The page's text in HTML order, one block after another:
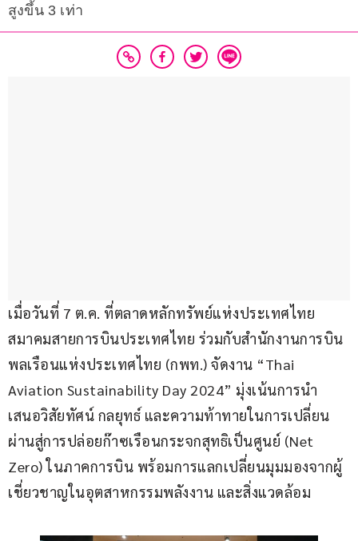
สูงขึ้น 3 เท่า
เมื่อวันที่ 7 ต.ค. ที่ตลาดหลักทรัพย์แห่งประเทศไทย
สมาคมสายการบินประเทศไทย ร่วมกับสำนักงานการบิน
พลเรือนแห่งประเทศไทย (กพท.) จัดงาน “Thai
Aviation Sustainability Day 2024” มุ่งเน้นการนำ
เสนอวิสัยทัศน์ กลยุทธ์ และความท้าทายในการเปลี่ยน
ผ่านสู่การปล่อยก๊าซเรือนกระจกสุทธิเป็นศูนย์ (Net
Zero) ในภาคการบิน พร้อมการแลกเปลี่ยนมุมมองจากผู้
เชี่ยวชาญในอุตสาหกรรมพลังงาน และสิ่งแวดล้อม